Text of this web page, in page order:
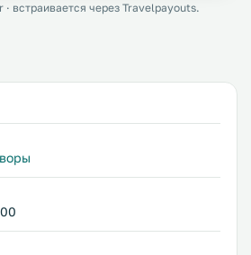
встраивается через Travelpayouts.